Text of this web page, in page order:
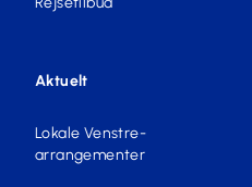
Aktuelt
Lokale Venstre-
arrangementer